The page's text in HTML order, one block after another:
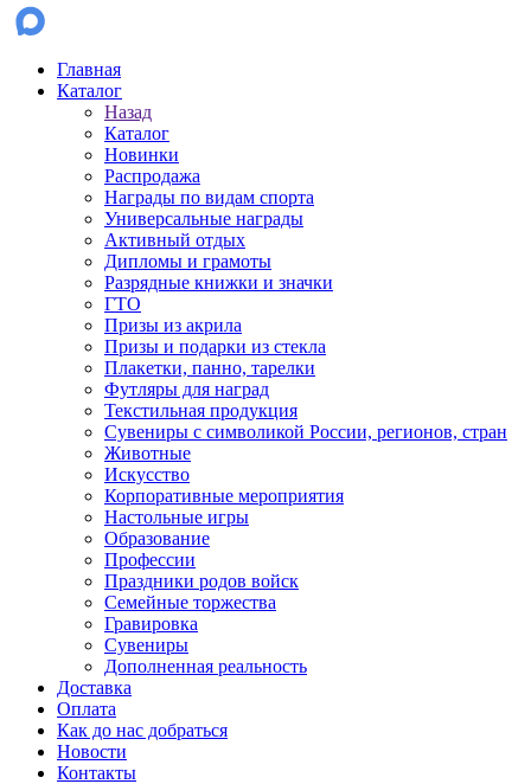
Главная
Каталог
Назад
Каталог
Новинки
Распродажа
Награды по видам спорта
Универсальные награды
Активный отдых
Дипломы и грамоты
Разрядные книжки и значки
ГТО
Призы из акрила
Призы и подарки из стекла
Плакетки, панно, тарелки
Футляры для наград
Текстильная продукция
Сувениры с символикой России, регионов, стран
Животные
Искусство
Корпоративные мероприятия
Настольные игры
Образование
Профессии
Праздники родов войск
Семейные торжества
Гравировка
Сувениры
Дополненная реальность
Доставка
Оплата
Как до нас добраться
Новости
Контакты